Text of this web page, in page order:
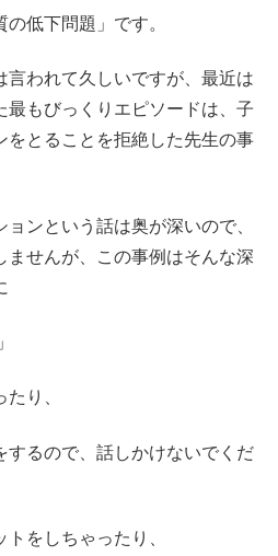
低下問題」です。
言われて久しいですが、最近は
最もびっくりエピソードは、子
をとることを拒絶した先生の事
ンという話は奥が深いので、
ませんが、この事例はそんな深
り、
するので、話しかけないでくだ
をしちゃったり、